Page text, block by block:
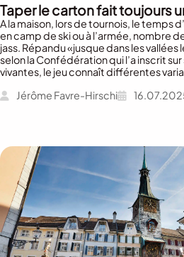
Taper le carton fait toujours
A la maison, lors de tournois, le temps
en camp de ski ou à l’armée, nombre
jass. Répandu «jusque dans les vallées
selon la Confédération qui l’a inscrit
vivantes, le jeu connaît différentes
Jérôme Favre-Hirschi